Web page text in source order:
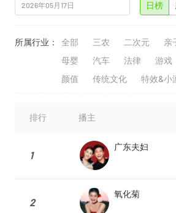
日榜
所属行业： 全部 三农 二次元 亲
母婴
汽车 法律 游戏
颜值
传统文化 特效&小
排行 播主
1
广东夫妇
2
氧化菊